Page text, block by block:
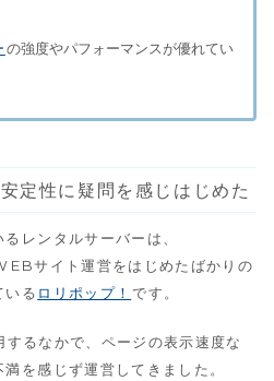
の強度やパフォーマンスが優れてい
定性に疑問を感じはじめた
レンタルサーバーは、
サイト運営をはじめたばかりの
いる ロリポップ！ です。
するなかで、ページの表示速度な
を感じず運営してきました。